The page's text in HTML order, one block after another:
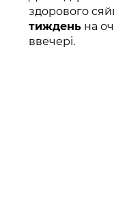
здорового
тиждень на
ввечері.